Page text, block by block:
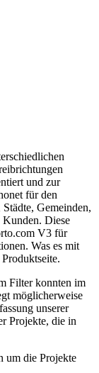
und zur
für den
Gemeinden,
Kunden. Diese
V3 für
Was es mit
Filter konnten im
möglicherweise
unserer
Projekte, die in
um die Projekte